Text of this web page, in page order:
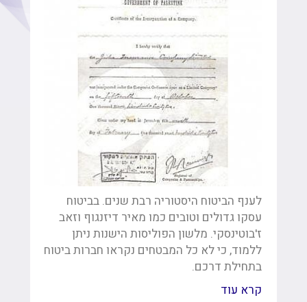
לענף הביטוח היסטוריה רבת שנים. בביטוח
עסקו גדולים וטובים כמו מאיר דיזנגוף וזאב
ז'בוטינסקי. מלשון הפוליסות הישנות ניתן
ללמוד, כי לא כל המבטחים נקראו חברות ביטוח
בתחילת דרכם.
קרא עוד